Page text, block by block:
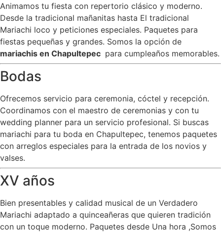
Animamos tu fiesta con repertorio clásico y moderno.
Desde la tradicional mañanitas hasta El tradicional
Mariachi loco y peticiones especiales. Paquetes para
fiestas pequeñas y grandes. Somos la opción de
mariachis en Chapultepec para cumpleaños memorables.
Bodas
Ofrecemos servicio para ceremonia, cóctel y recepción.
Coordinamos con el maestro de ceremonias y con tu
wedding planner para un servicio profesional. Si buscas
mariachi para tu boda en Chapultepec, tenemos paquetes
con arreglos especiales para la entrada de los novios y
valses.
XV años
Bien presentables y calidad musical de un Verdadero
Mariachi adaptado a quinceañeras que quieren tradición
con un toque moderno. Paquetes desde Una hora ,Somos